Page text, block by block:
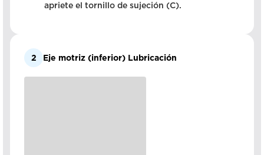
apriete el tornillo de sujeción (C).
2 Eje motriz (inferior) Lubricación